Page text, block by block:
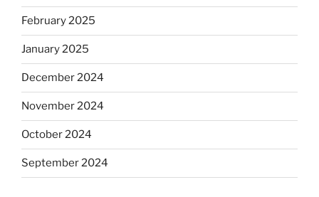
February 2025
January 2025
December 2024
November 2024
October 2024
September 2024